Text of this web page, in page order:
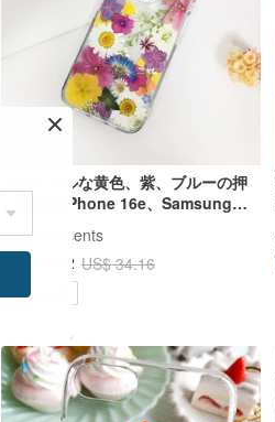
ナチュラルな黄色、紫、ブルーの押
し花柄のiPhone 16e、Samsung
S25 Ultra用スマホケース
feimeipresents
US$ 23.92 US$ 34.16
カスタム可